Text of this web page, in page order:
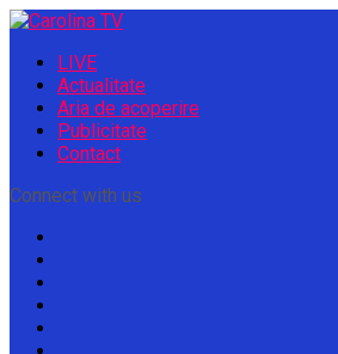
LIVE
Actualitate
Aria de acoperire
Publicitate
Contact
Connect with us